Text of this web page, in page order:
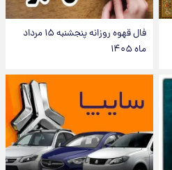
فال قهوه روزانه پنجشنبه ۱۵ مرداد
ماه ۱۴۰۵